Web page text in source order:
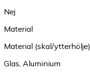
Nej
Material
Material (skal/ytterhölje)
Glas, Aluminium